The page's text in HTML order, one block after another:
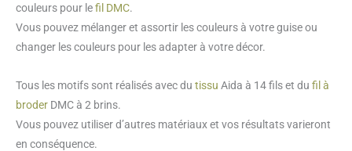
couleurs pour lefil DMC.
Vous pouvez mélanger et assortir les couleurs à votre guise ou
changer les couleurs pour les adapter à votre décor.
Tous les motifs sont réalisés avec du tissu Aida à 14 fils et du fil à
broder DMC à 2 brins.
Vous pouvez utiliser d’autres matériaux et vos résultats varieront
en conséquence.